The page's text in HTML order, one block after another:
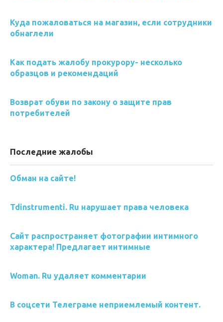
Куда пожаловаться на магазин, если сотрудники
обнаглели
Как подать жалобу прокурору- несколько
образцов и рекомендаций
Возврат обуви по закону о защите прав
потребителей
Последние жалобы
Обман на сайте!
Tdinstrumenti. Ru нарушает права человека
Сайт распространяет фотографии интимного
характера! Предлагает интимные
Woman. Ru удаляет комментарии
В соцсети Телеграме неприемлемый контент.